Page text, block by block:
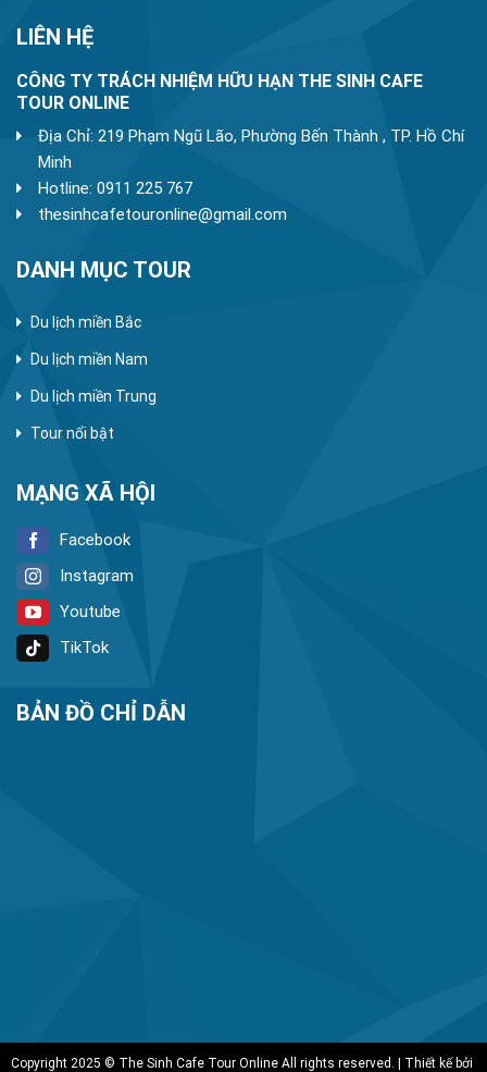
LIÊN HỆ
CÔNG TY TRÁCH NHIỆM HỮU HẠN THE SINH CAFE
TOUR ONLINE
Địa Chỉ: 219 Phạm Ngũ Lão, Phường Bến Thành , TP. Hồ Chí
Minh
Hotline: 0911 225 767
thesinhcafetouronline@gmail.com
DANH MỤC TOUR
Du lịch miền Bắc
Du lịch miền Nam
Du lịch miền Trung
Tour nổi bật
MẠNG XÃ HỘI
Facebook
Instagram
Youtube
TikTok
BẢN ĐỒ CHỈ DẪN
Copyright 2025 © The Sinh Cafe Tour Online All rights reserved. | Thiết kế bởi